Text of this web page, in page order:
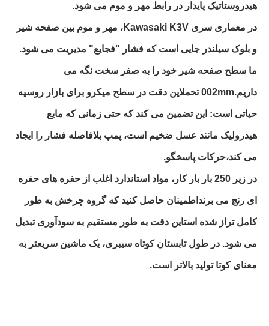
هیدروستاتیک پایدار در رابط مهر و موم می شود.
در معماری سری Kawasaki K3V، مهر و موم بین صفحه شیر
و بلوک سیلندر جایی است که فشار "فجایع" مدیریت می شود.
ما سطح صفحه شیر خود را به صفر سخت نگه می
داریم.002mm تحملاین دقت در سطح میکرو برای بازار روسیه
حیاتی است: این تضمین می کند که حتی زمانی که مایع
هیدرولیک مانند عسل ضخیم است، پمپ بلافاصله فشار را ایجاد
می کند،حرکات پاسخگو.
در زیر 250 بار بار کار، مواد استاندارد اغلب از حفره های حفره
ای رنج می برنداطمینان حاصل کنید که گروه چرخش به طور
کامل تراز شده استاین دقت به طور مستقیم به سودآوری تبدیل
می شود. در طول تابستان کوتاه سیبری، یک ماشین سریعتر به
معنای کوتا تولید بالاتر است.